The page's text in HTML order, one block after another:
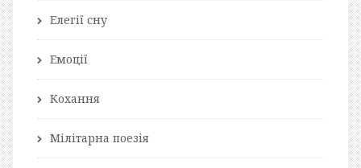
Елегії сну
Емоції
Кохання
Мілітарна поезія